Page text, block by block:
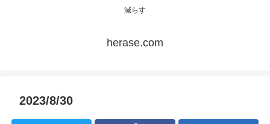
減らす
herase.com
2023/8/30